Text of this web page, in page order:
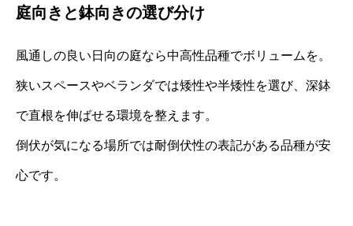
庭向きと鉢向きの選び分け
風通しの良い日向の庭なら中高性品種でボリュームを。
狭いスペースやベランダでは矮性や半矮性を選び、深鉢
で直根を伸ばせる環境を整えます。
倒伏が気になる場所では耐倒伏性の表記がある品種が安
心です。